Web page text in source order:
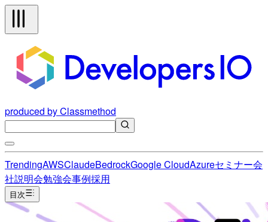
produced by Classmethod
TrendingAWSClaudeBedrockGoogle CloudAzureセミナー会
社説明会勉強会事例採用
目次